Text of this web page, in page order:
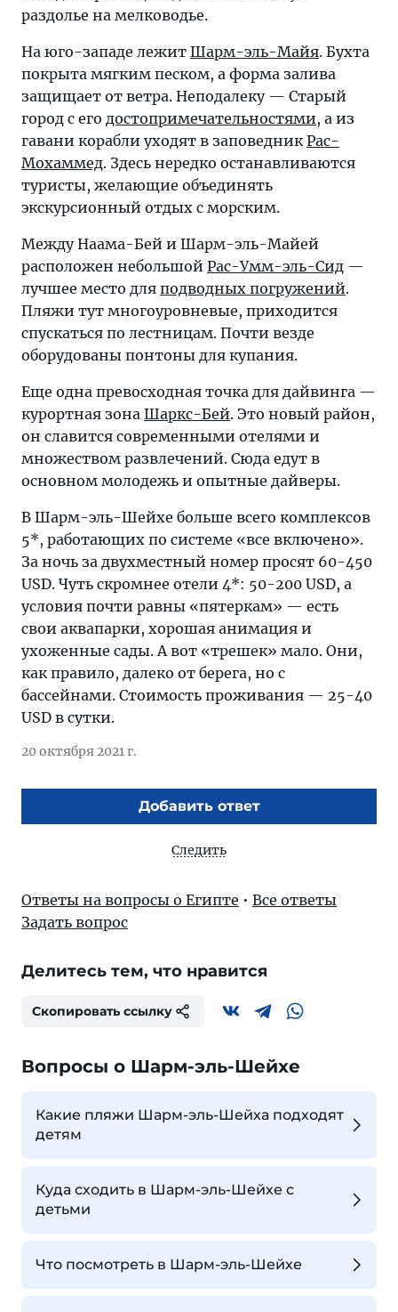
раздолье на мелководье.
На юго-западе лежит Шарм-эль-Майя. Бухта
покрыта мягким песком, а форма залива
защищает от ветра. Неподалеку — Старый
город с его достопримечательностями, а из
гавани корабли уходят в заповедникРас-
Мохаммед. Здесь нередко останавливаются
туристы, желающие объединять
экскурсионный отдых с морским.
Между Наама-Бей и Шарм-эль-Майей
расположен небольшой Рас-Умм-эль-Сид —
лучшее место для подводных погружений.
Пляжи тут многоуровневые, приходится
спускаться по лестницам. Почти везде
оборудованы понтоны для купания.
Еще одна превосходная точка для дайвинга —
курортная зона Шаркс-Бей. Это новый район,
он славится современными отелями и
множеством развлечений. Сюда едут в
основном молодежь и опытные дайверы.
В Шарм-эль-Шейхе больше всего комплексов
5*, работающих по системе «все включено».
За ночь за двухместный номер просят 60-450
USD. Чуть скромнее отели 4*: 50-200 USD, а
условия почти равны «пятеркам» — есть
свои аквапарки, хорошая анимация и
ухоженные сады. А вот «трешек» мало. Они,
как правило, далеко от берега, но с
бассейнами. Стоимость проживания — 25-40
USD в сутки.
20 октября 2021 г.
Добавить ответ
Следить
Ответы на вопросы о Египте • Все ответы
Задать вопрос
Делитесь тем, что нравится
Скопировать ссылку
Вопросы о Шарм-эль-Шейхе
Какие пляжи Шарм-эль-Шейха подходят
детям
Куда сходить в Шарм-эль-Шейхе с
детьми
Что посмотреть в Шарм-эль-Шейхе